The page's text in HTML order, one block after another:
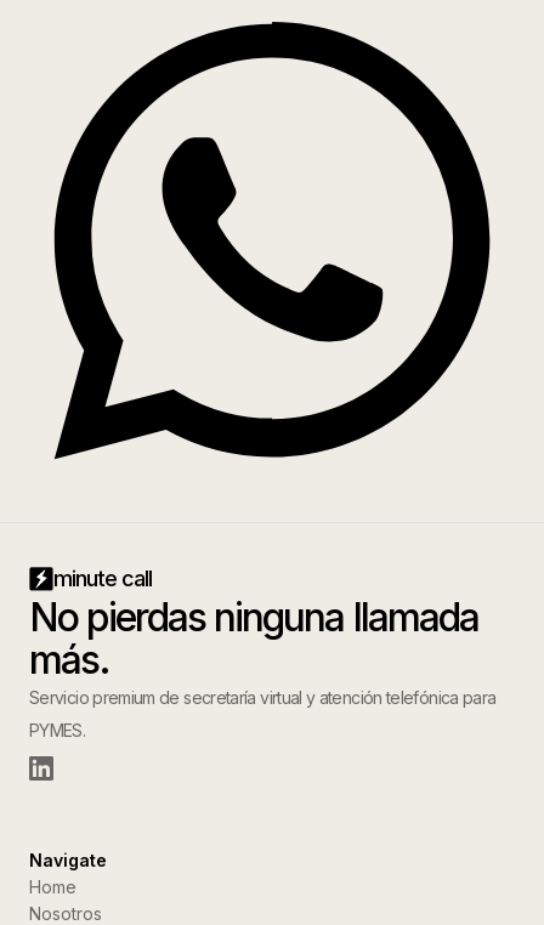
minute call
No pierdas ninguna llamada
más.
Servicio premium de secretaría virtual y atención telefónica para
PYMES.
Navigate
Home
Nosotros